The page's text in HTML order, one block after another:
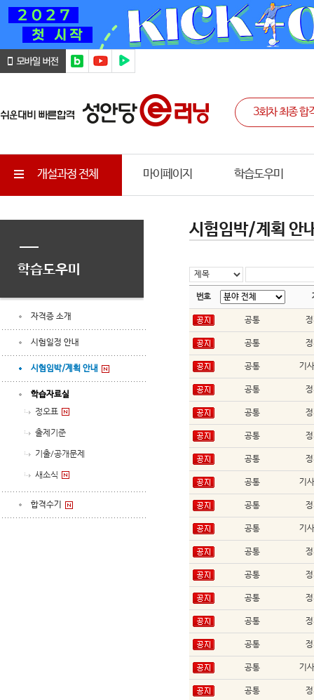
개설과정 전체 마이페이지 학습도우미
학습도우미
자격증 소개
시험일정 안내
시험임박/계획 안내
학습자료실
정오표
출제기준
기출/공개문제
새소식
합격수기
시험임박/계획 안
번호
공통
공통
공통 기
공통
공통
공통
공통
공통 기
공통
공통 기
공통
공통
공통
공통
공통
공통 기
공통